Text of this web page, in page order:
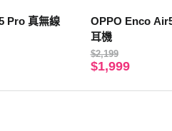
Pro 真無線
OPPO Enco
耳機
$2,199
$1,999